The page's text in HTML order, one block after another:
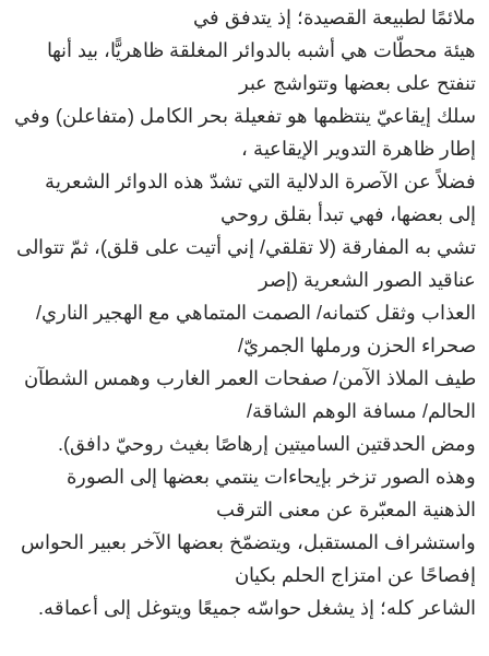
ملائمًا لطبيعة القصيدة؛ إذ يتدفق في
هيئة محطّات هي أشبه بالدوائر المغلقة ظاهريًّا، بيد أنها
تنفتح على بعضها وتتواشج عبر
سلك إيقاعيّ ينتظمها هو تفعيلة بحر الكامل (متفاعلن) وفي
إطار ظاهرة التدوير الإيقاعية ،
فضلاً عن الآصرة الدلالية التي تشدّ هذه الدوائر الشعرية
إلى بعضها، فهي تبدأ بقلق روحي
تشي به المفارقة (لا تقلقي/ إني أتيت على قلق)، ثمّ تتوالى
عناقيد الصور الشعرية (إصر
العذاب وثقل كتمانه/ الصمت المتماهي مع الهجير الناري/
صحراء الحزن ورملها الجمريّ/
طيف الملاذ الآمن/ صفحات العمر الغارب وهمس الشطآن
الحالم/ مسافة الوهم الشاقة/
ومض الحدقتين الساميتين إرهاصًا بغيث روحيّ دافق).
وهذه الصور تزخر بإيحاءات ينتمي بعضها إلى الصورة
الذهنية المعبّرة عن معنى الترقب
واستشراف المستقبل، ويتضمّخ بعضها الآخر بعبير الحواس
إفصاحًا عن امتزاج الحلم بكيان
الشاعر كله؛ إذ يشغل حواسّه جميعًا ويتوغل إلى أعماقه.